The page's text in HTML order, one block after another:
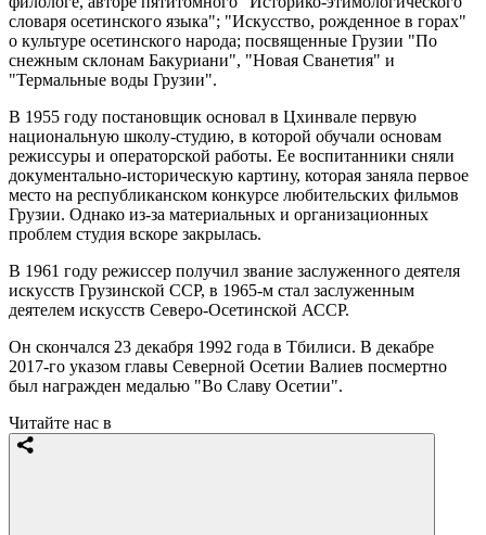
словаря осетинского языка"; "Искусство, рожденное в горах"
о культуре осетинского народа; посвященные Грузии "По
снежным склонам Бакуриани", "Новая Сванетия" и
"Термальные воды Грузии".
В 1955 году постановщик основал в Цхинвале первую
национальную школу-студию, в которой обучали основам
режиссуры и операторской работы. Ее воспитанники сняли
документально-историческую картину, которая заняла первое
место на республиканском конкурсе любительских фильмов
Грузии. Однако из-за материальных и организационных
проблем студия вскоре закрылась.
В 1961 году режиссер получил звание заслуженного деятеля
искусств Грузинской ССР, в 1965-м стал заслуженным
деятелем искусств Северо-Осетинской АССР.
Он скончался 23 декабря 1992 года в Тбилиси. В декабре
2017-го указом главы Северной Осетии Валиев посмертно
был награжден медалью "Во Славу Осетии".
Читайте нас в